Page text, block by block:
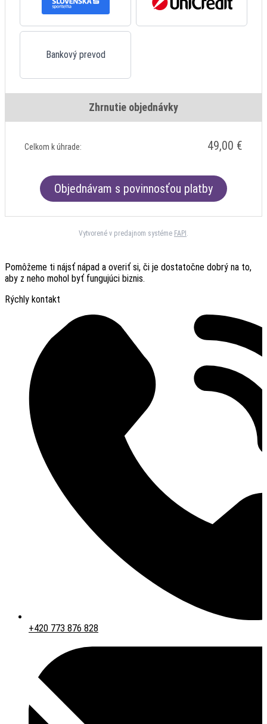
Bankový prevod
Zhrnutie objednávky
Celkom k úhrade: 49,00 €
Objednávam s povinnosťou platby
Vytvorené v predajnom systéme FAPI .
Pomôžeme ti nájsť nápad a overiť si, či je dostatočne dobrý na to,
aby z neho mohol byť fungujúci biznis.
Rýchly kontakt
+420 773 876 828